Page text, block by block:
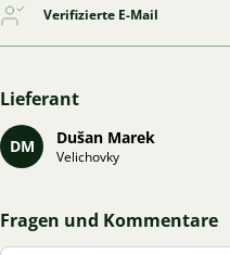
Verifizierte E-Mail
Lieferant
DM Dušan Marek
Velichovky
Fragen und Kommentare